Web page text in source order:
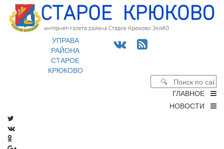
УПРАВА
РАЙОНА
СТАРОЕ
КРЮКОВО
ГЛАВНОЕ
НОВОСТИ